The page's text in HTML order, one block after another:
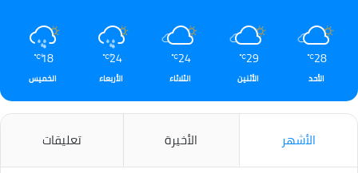
28
℃
الأحد
29
℃
الأثنين
24
℃
الثلاثاء
24
℃
الأربعاء
18
℃
الخميس
الأشهر الأخيرة تعليقات